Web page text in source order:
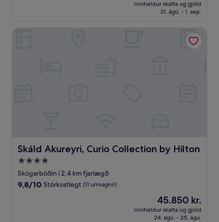
37.147 kr.
inniheldur skatta og gjöld
31. ágú. - 1. sep.
Skáld Akureyri, Curio Collection by Hilton
Skáld Akureyri, Curio Collection by Hilton
4.0
stjörnu
gististaður
Skógarböðin í 2,4 km fjarlægð
9.8
9,8/10 Stórkostlegt (11 umsagnir)
Verðið
er
45.850 kr.
45.850 kr.
inniheldur skatta og gjöld
24. ágú. - 25. ágú.